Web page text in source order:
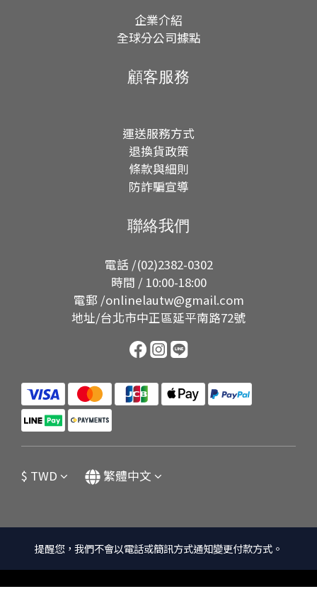
企業介紹
全球分公司據點
顧客服務
運送服務方式
退換貨政策
條款與細則
防詐騙宣導
聯絡我們
電話 /(02)2382-0302
時間 / 10:00-18:00
電郵 /onlinelautw@gmail.com
地址/台北市中正區延平南路72號
$ TWD 繁體中文
提醒您，我們不會以電話或簡訊方式通知變更付款方式。